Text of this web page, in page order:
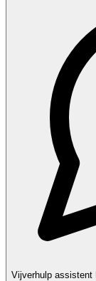
Vijverhulp assistent